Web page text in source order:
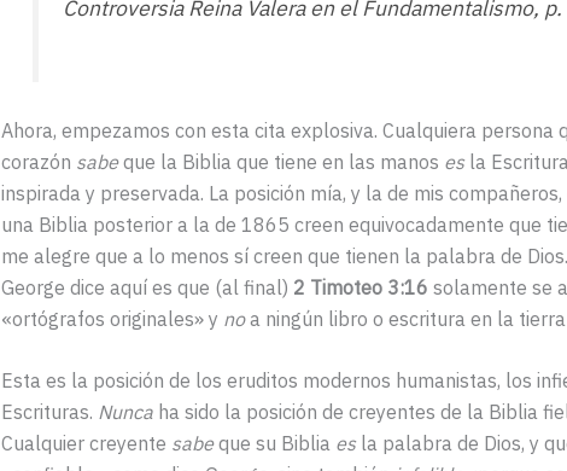
Controversia Reina Valera en el Fundamentalismo,
Ahora, empezamos con esta cita explosiva. Cualquiera persona
corazón sabeque la Biblia que tiene en las manos esla
inspirada y preservada. La posición mía, y la de mis
una Biblia posterior a la de 1865 creen equivocadamente que
me alegre que a lo menos sí creen que tienen la palabra de
George dice aquí es que (al final) 2 Timoteo 3:16 solamente se
«ortógrafos originales» y noa ningún libro o escritura en la tierra
Esta es la posición de los eruditos modernos humanistas, los
Escrituras. Nunca ha sido la posición de creyentes de la Biblia
Cualquier creyente sabeque su Biblia esla palabra de Dios, y